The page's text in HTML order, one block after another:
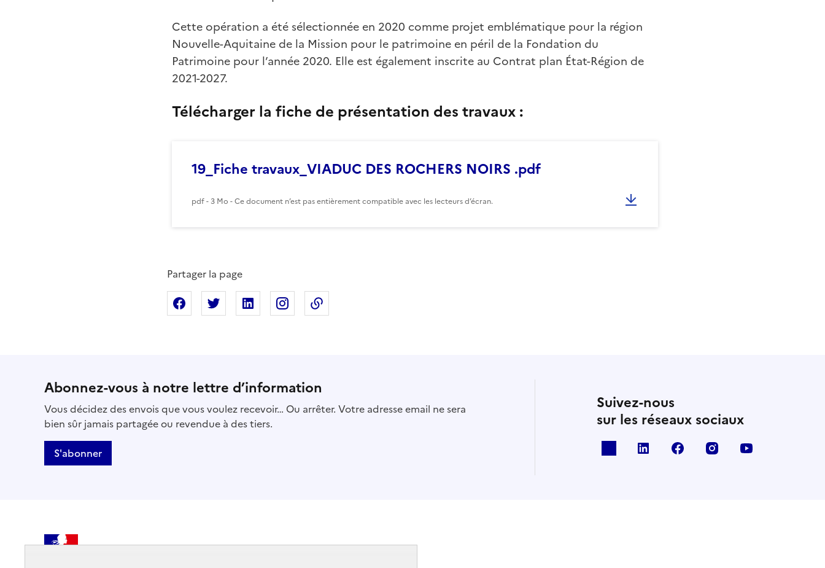
Cette opération a été sélectionnée en 2020 comme projet emblématique pour la région
Nouvelle-Aquitaine de la Mission pour le patrimoine en péril de la Fondation du
Patrimoine pour l’année 2020. Elle est également inscrite au Contrat plan État-Région de
2021-2027.
Télécharger la fiche de présentation des travaux :
19_Fiche travaux_VIADUC DES ROCHERS NOIRS .pdf
pdf - 3 Mo - Ce document n’est pas entièrement compatible avec les lecteurs d’écran.
Partager la page
Partager sur Facebook
Partager sur XPartager sur Linkedin
Partager sur Instagram
Abonnez-vous à notre lettre d’information
Vous décidez des envois que vous voulez recevoir… Ou arrêter. Votre adresse email ne sera
bien sûr jamais partagée ou revendue à des tiers.
S'abonner
Suivez-nous
sur les réseaux sociaux
linkedin facebook instagram